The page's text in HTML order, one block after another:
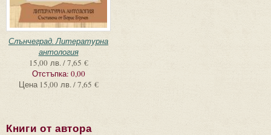
Слънчеград. Литературна
антология
15,00 лв. / 7,65 €
Отстъпка: 0,00
Цена 15,00 лв. / 7,65 €
Книги от автора